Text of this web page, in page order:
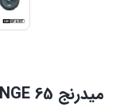
میدرنج Street Sound ORANGE 65